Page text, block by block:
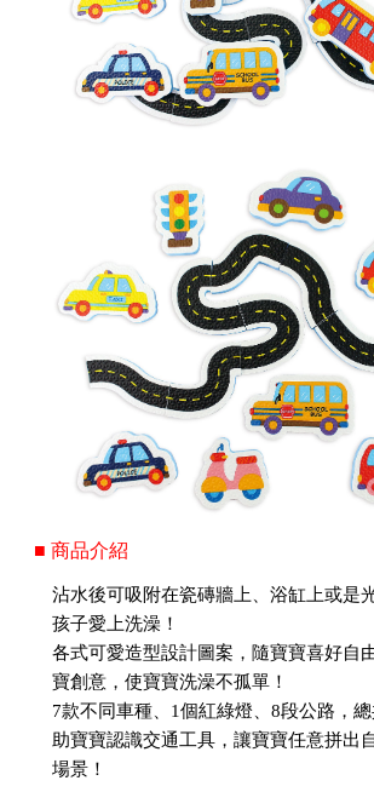
■ 商品介紹
沾水後可吸附在瓷磚牆上、浴缸上或是
孩子愛上洗澡！
各式可愛造型設計圖案，隨寶寶喜好自
寶創意，使寶寶洗澡不孤單！
7款不同車種、1個紅綠燈、8段公路，
助寶寶認識交通工具，讓寶寶任意拼出
場景！